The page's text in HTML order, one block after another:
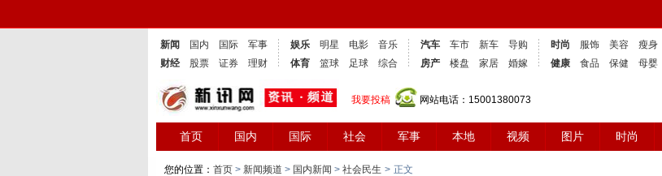
新闻 国内 国际
军事
财经
股票 证券 理财
娱乐 明星 电影
音乐
体育
篮球 足球 综合
汽车 车市 新车
导购
房产
楼盘 家居 婚嫁
时尚 服饰 美容
瘦身
健康
食品 保健 母婴
我要投稿 网站电话：15001380073
首页 国内 国际 社会 军事 本地 视频 图片 时尚
您的位置： 首页 > 新闻频道 > 国内新闻 > 社会民生 > 正文